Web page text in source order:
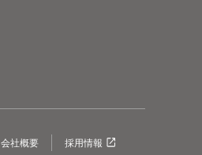
会社概要 採用情報